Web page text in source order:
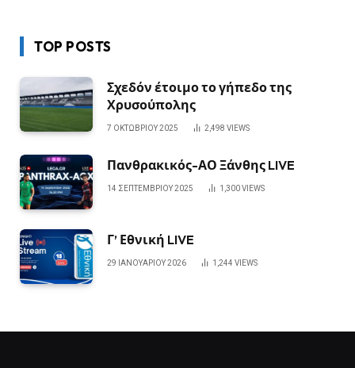
TOP POSTS
Σχεδόν έτοιμο το γήπεδο της
Χρυσούπολης
7 ΟΚΤΩΒΡΊΟΥ 2025 2,498 VIEWS
Πανθρακικός-ΑΟ Ξάνθης LIVE
14 ΣΕΠΤΕΜΒΡΊΟΥ 2025 1,300VIEWS
Γ’ Εθνική LIVE
29 ΙΑΝΟΥΑΡΊΟΥ 2026 1,244 VIEWS